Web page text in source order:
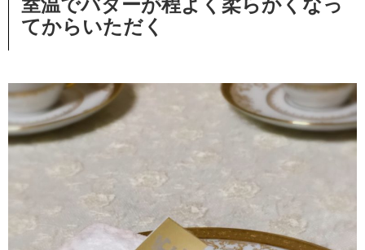
室温でバターが程よく柔らかくなっ
てからいただく